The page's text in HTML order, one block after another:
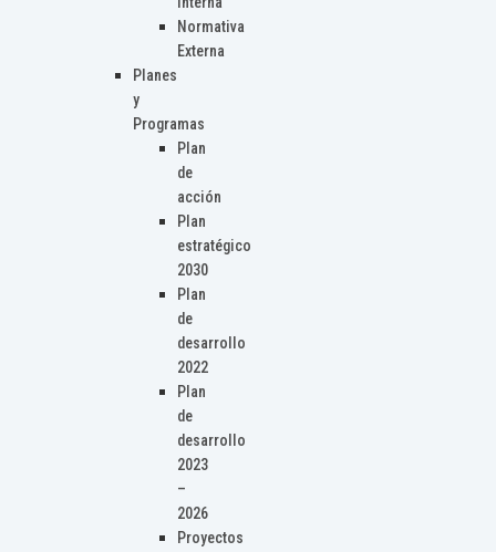
Normativa
Externa
Planes
y
Programas
Plan
de
acción
Plan
estratégico
2030
Plan
de
desarrollo
2022
Plan
de
desarrollo
2023
–
2026
Proyectos